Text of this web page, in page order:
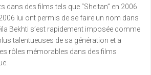
dans des films tels que “Sheitan” en 2006
2006 lui ont permis de se faire un nom dans
Bekhti s’est rapidement imposée comme
talentueuses de sa génération et a
rôles mémorables dans des films